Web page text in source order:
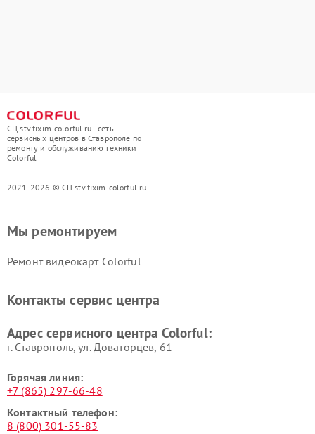
СЦ stv.fixim-colorful.ru - сеть
сервисных центров в Ставрополе по
ремонту и обслуживанию техники
Colorful
2021-2026 © СЦ stv.fixim-colorful.ru
Мы ремонтируем
Ремонт видеокарт Colorful
Контакты сервис центра
Адрес сервисного центра Colorful:
г. Ставрополь, ул. Доваторцев, 61
Горячая линия:
+7 (865) 297-66-48
Контактный телефон:
8 (800) 301-55-83